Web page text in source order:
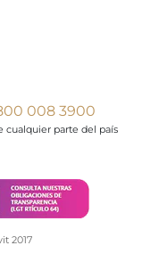
008 3900
cualquier parte del país
2017